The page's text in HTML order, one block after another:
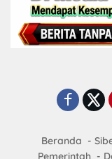
Beranda
Pemerintah